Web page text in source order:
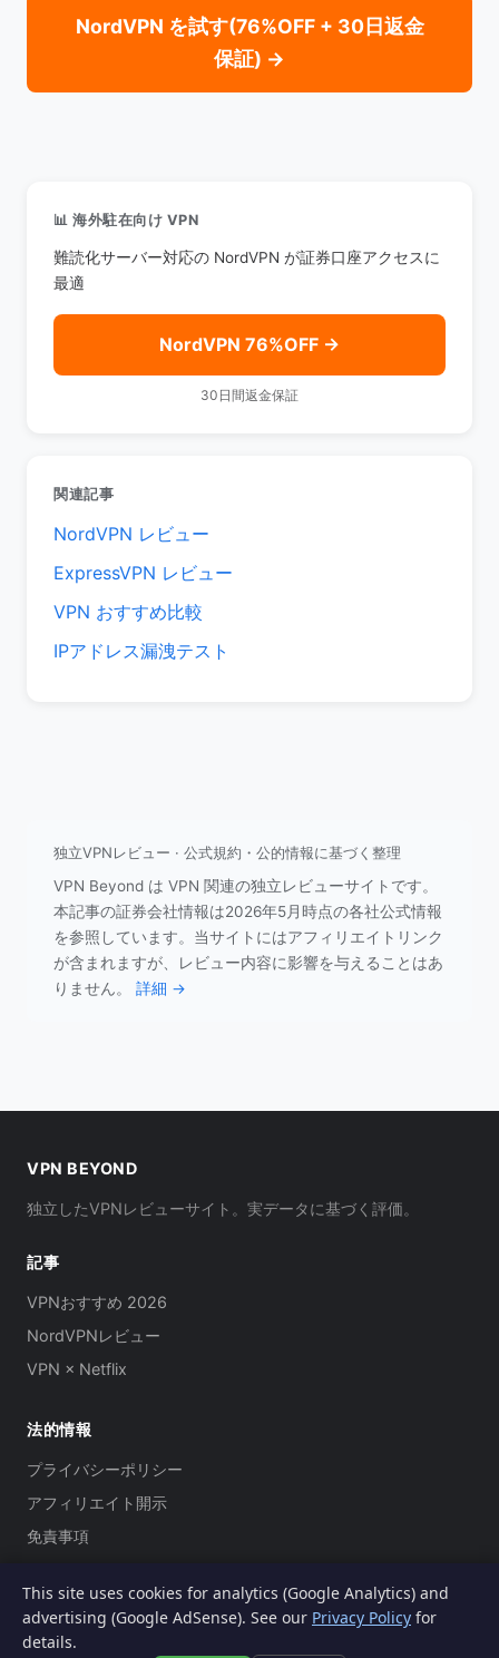
NordVPN を試す(76%OFF + 30日返金
保証) →
📊 海外駐在向け VPN
難読化サーバー対応の NordVPN が証券口座アクセスに
最適
NordVPN 76%OFF →
30日間返金保証
関連記事
NordVPN レビュー
ExpressVPN レビュー
VPN おすすめ比較
IPアドレス漏洩テスト
独立VPNレビュー · 公式規約・公的情報に基づく整理
VPN Beyond は VPN 関連の独立レビューサイトです。
本記事の証券会社情報は2026年5月時点の各社公式情報
を参照しています。当サイトにはアフィリエイトリンク
が含まれますが、レビュー内容に影響を与えることはあ
りません。
詳細 →
VPN BEYOND
独立したVPNレビューサイト。実データに基づく評価。
記事
VPNおすすめ 2026
NordVPNレビュー
VPN × Netflix
法的情報
プライバシーポリシー
アフィリエイト開示
免責事項
© 2026 VPN Beyond.
当サイトにはアフィリエイトリンクが含まれます。
This site uses cookies for analytics (Google Analytics) and
advertising (Google AdSense). See our Privacy Policy for
details.